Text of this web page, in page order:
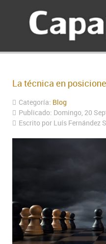
La técnica en
Categoría: Blog
Publicado: Domingo, 20
Escrito por Luís Fernández